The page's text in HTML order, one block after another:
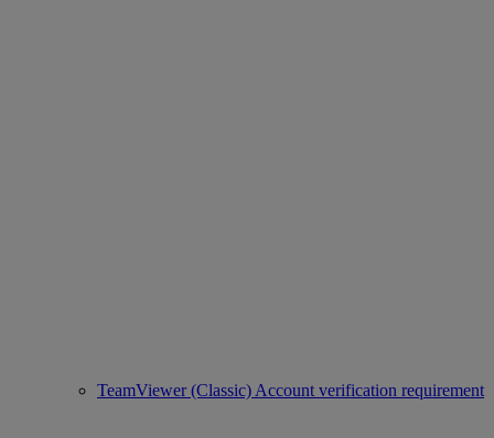
TeamViewer (Classic) Account verification requirement